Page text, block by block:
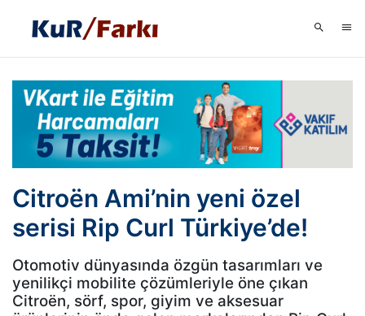
Citroën Ami’nin yeni özel
serisi Rip Curl Türkiye’de!
Otomotiv dünyasında özgün tasarımları ve
yenilikçi mobilite çözümleriyle öne çıkan
Citroën, sörf, spor, giyim ve aksesuar